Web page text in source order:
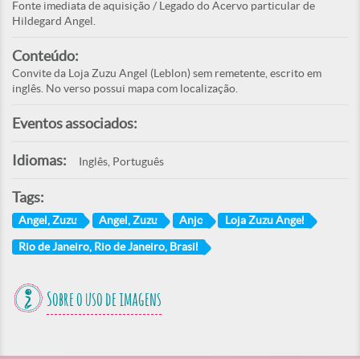
Fonte imediata de aquisição / Legado do Acervo particular de
Hildegard Angel.
Conteúdo:
Convite da Loja Zuzu Angel (Leblon) sem remetente, escrito em
inglês. No verso possui mapa com localização.
Eventos associados:
Idiomas: Inglês, Português
Tags:
Angel, Zuzu Angel, Zuzu Anjo Loja Zuzu Angel
Rio de Janeiro, Rio de Janeiro, Brasil
Sobre o uso de imagens